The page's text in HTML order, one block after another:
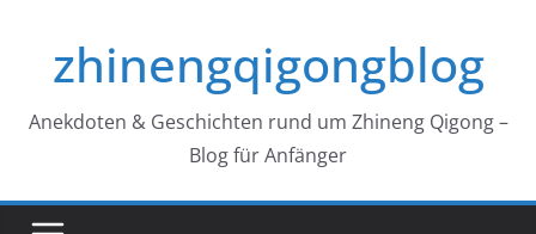
springenzhinengqigongblog
Anekdoten & Geschichten rund um Zhineng Qigong –
Blog für Anfänger